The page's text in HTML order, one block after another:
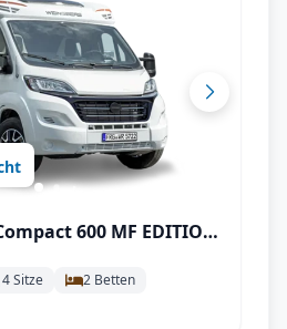
600 MF EDITION
4Sitze 2 Betten